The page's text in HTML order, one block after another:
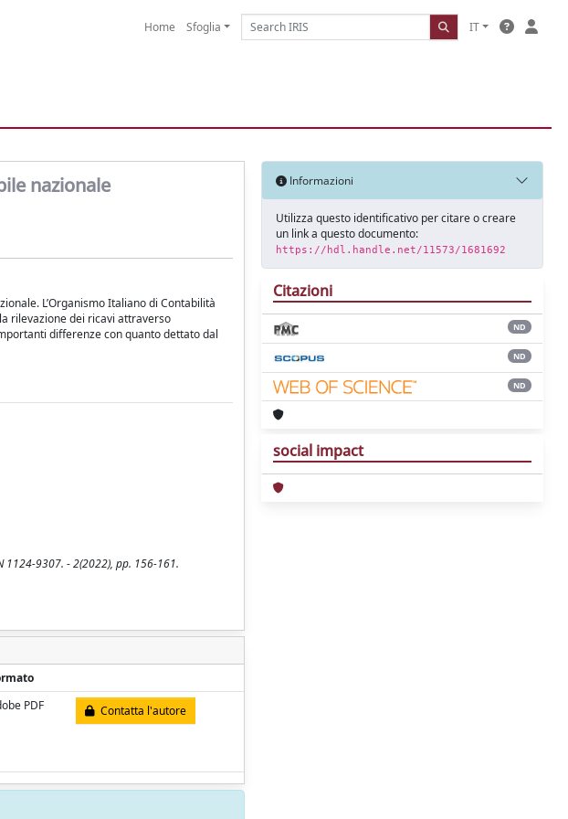
Home Sfoglia IT
nazionale
L’Organismo Italiano di Contabilità
rilevazione dei ricavi attraverso
differenze con quanto dettato dal
1124-9307. - 2(2022), pp. 156-161.
PDF Contatta l'autore
Informazioni
Utilizza questo identificativo per citare o creare
un link a questo documento:
https://hdl.handle.net/11573/1681692
Citazioni
ND
ND
ND
social impact